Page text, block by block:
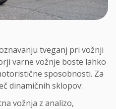
tveganj pri vožnji
varne vožnje boste lahko
sposobnosti. Za
dinamičnih sklopov:
vožnja z analizo,